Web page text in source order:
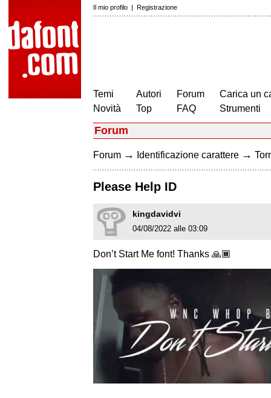
Il mio profilo | Registrazione
Temi
Novità
Autori
Top
Forum
FAQ
Carica un
Strumenti
Forum
Forum → Identificazione carattere →
Please Help ID
kingdavidvi
04/08/2022 alle 03:09
Don’t Start Me font! Thanks 🙏🏾